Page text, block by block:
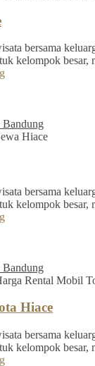
bersama
kelompok besar,
Bandung
Hiace
bersama
kelompok besar,
Bandung
Rental Mobil
Hiace
bersama
kelompok besar,